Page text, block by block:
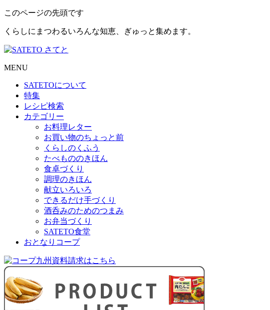
このページの先頭です
くらしにまつわるいろんな知恵、ぎゅっと集めます。
MENU
SATETOについて
特集
レシピ検索
カテゴリー
お料理レター
お買い物のちょっと前
くらしのくふう
たべもののきほん
食卓づくり
調理のきほん
献立いろいろ
できるだけ手づくり
酒呑みのためのつまみ
お弁当づくり
SATETO食堂
おとなりコープ